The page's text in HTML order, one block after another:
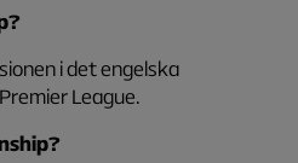
i det engelska
League.